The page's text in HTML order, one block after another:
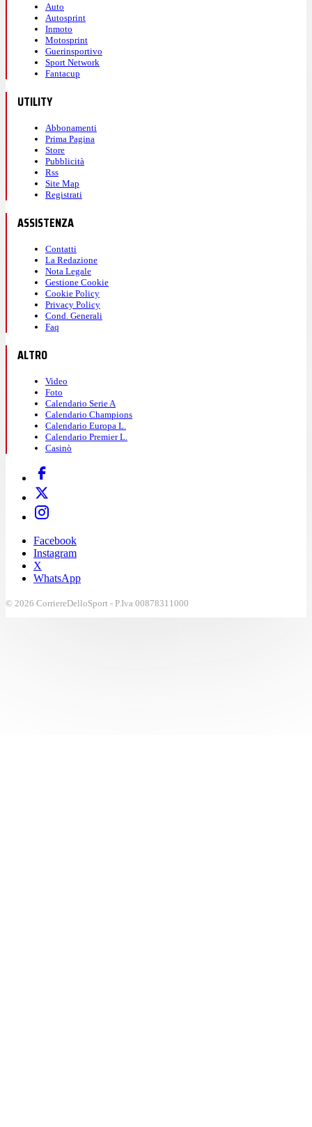
Auto
Autosprint
Inmoto
Motosprint
Guerinsportivo
Sport Network
Fantacup
UTILITY
Abbonamenti
Prima Pagina
Store
Pubblicità
Rss
Site Map
Registrati
ASSISTENZA
Contatti
La Redazione
Nota Legale
Gestione Cookie
Cookie Policy
Privacy Policy
Cond. Generali
Faq
ALTRO
Video
Foto
Calendario Serie A
Calendario Champions
Calendario Europa L.
Calendario Premier L.
Casinò
Facebook
Instagram
X
WhatsApp
© 2026 CorriereDelloSport - P.Iva 00878311000